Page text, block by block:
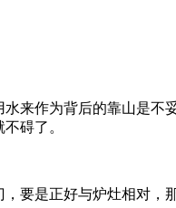
来作为背后的靠山是不
碍了。
要是正好与炉灶相对